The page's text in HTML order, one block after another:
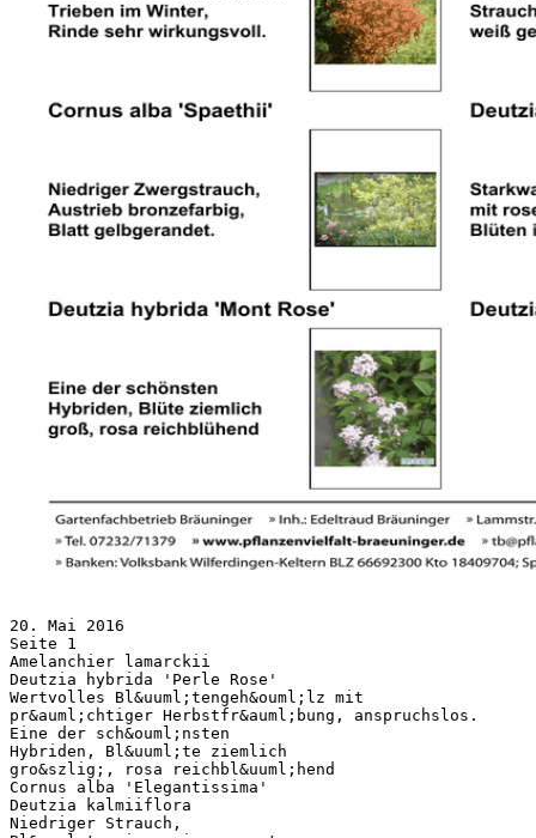
20. Mai 2016
Seite 1
Amelanchier lamarckii
Deutzia hybrida 'Perle Rose'
Wertvolles Bl&uuml;tengeh&ouml;lz mit
pr&auml;chtiger Herbstfr&auml;bung, anspruchslos.
Eine der sch&ouml;nsten
Hybriden, Bl&uuml;te ziemlich
gro&szlig;, rosa reichbl&uuml;hend
Cornus alba 'Elegantissima'
Deutzia kalmiiflora
Niedriger Strauch,